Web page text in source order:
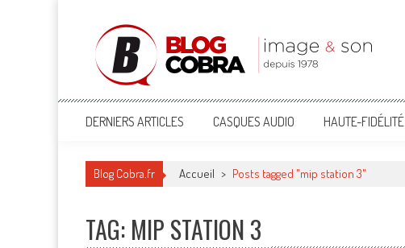
Blog Cobra
Toute l'actu Image & Son !
DERNIERS ARTICLES CASQUES AUDIO HAUTE-FIDÉLITÉ
Blog Cobra.fr Accueil > Posts tagged "mip station 3"
TAG: MIP STATION 3